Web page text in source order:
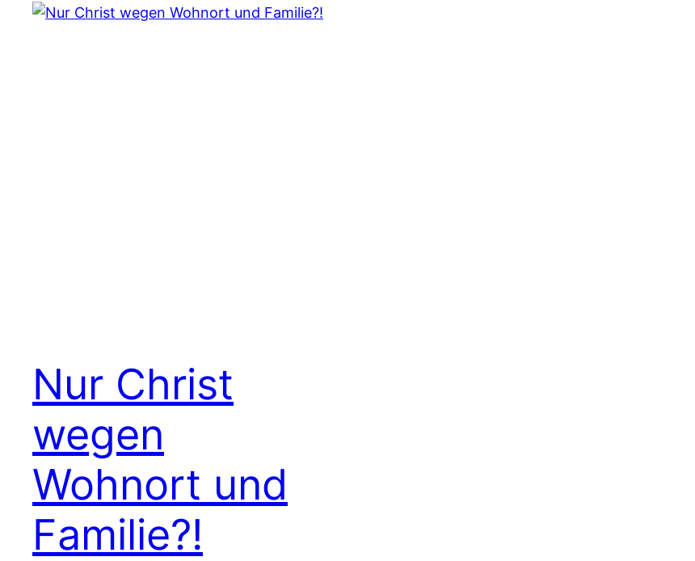
Nur Christ
wegen
Wohnort und
Familie?!